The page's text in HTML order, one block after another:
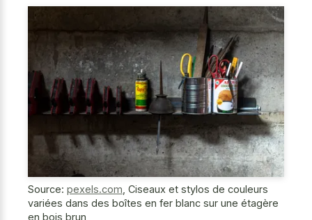
Source: pexels.com Ciseaux et stylos de couleurs
variées dans des boîtes en fer blanc sur une étagère
en bois brun